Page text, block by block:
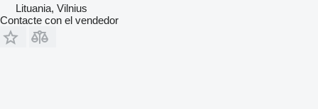
Lituania, Vilnius
Contacte con el vendedor